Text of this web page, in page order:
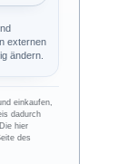
externen
ändern.
einkaufen,
dadurch
hier
des